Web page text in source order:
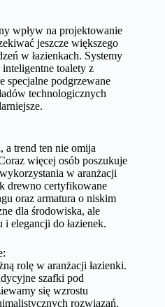
wpływ na projektowanie
jeszcze większego
w łazienkach. Systemy
inteligentne toalety z
specjalne podgrzewane
technologicznych
a trend ten nie omija
więcej osób poszukuje
w aranżacji
drewno certyfikowane
oraz armatura o niskim
dla środowiska, ale
elegancji do łazienek.
rolę w aranżacji łazienki.
szafki pod
się wzrostu
rozwiązań.